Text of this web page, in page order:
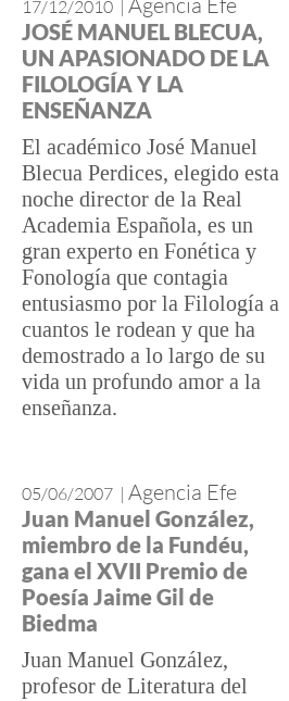
17/12/2010 |
JOSÉ MANUEL BLECUA,
UN APASIONADO DE LA
FILOLOGÍA Y LA
ENSEÑANZA
El académico José Manuel
Blecua Perdices, elegido esta
noche director de la Real
Academia Española, es un
gran experto en Fonética y
Fonología que contagia
entusiasmo por la Filología a
cuantos le rodean y que ha
demostrado a lo largo de su
vida un profundo amor a la
enseñanza.
05/06/2007 | Agencia Efe
Juan Manuel González,
miembro de la Fundéu,
gana el XVII Premio de
Poesía Jaime Gil de
Biedma
Juan Manuel González,
profesor de Literatura del